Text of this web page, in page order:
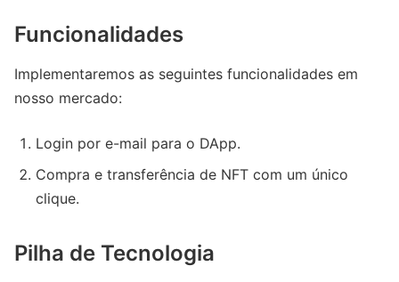
Funcionalidades
Implementaremos as seguintes funcionalidades em
nosso mercado:
Login por e-mail para o DApp.
Compra e transferência de NFT com um único
clique.
Pilha de Tecnologia